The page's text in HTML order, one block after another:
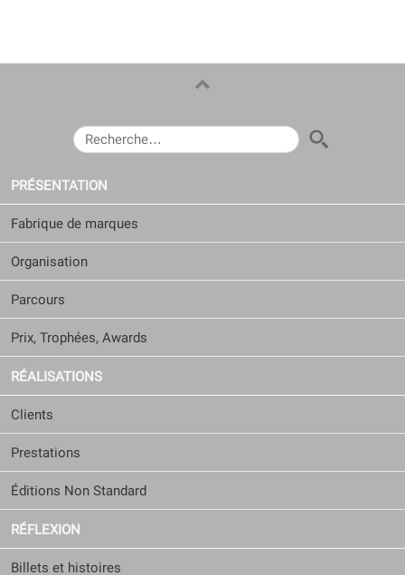
RECHERCHER :
PRÉSENTATION
Fabrique de marques
Organisation
Parcours
Prix, Trophées, Awards
RÉALISATIONS
Clients
Prestations
Éditions Non Standard
RÉFLEXION
Billets et histoires